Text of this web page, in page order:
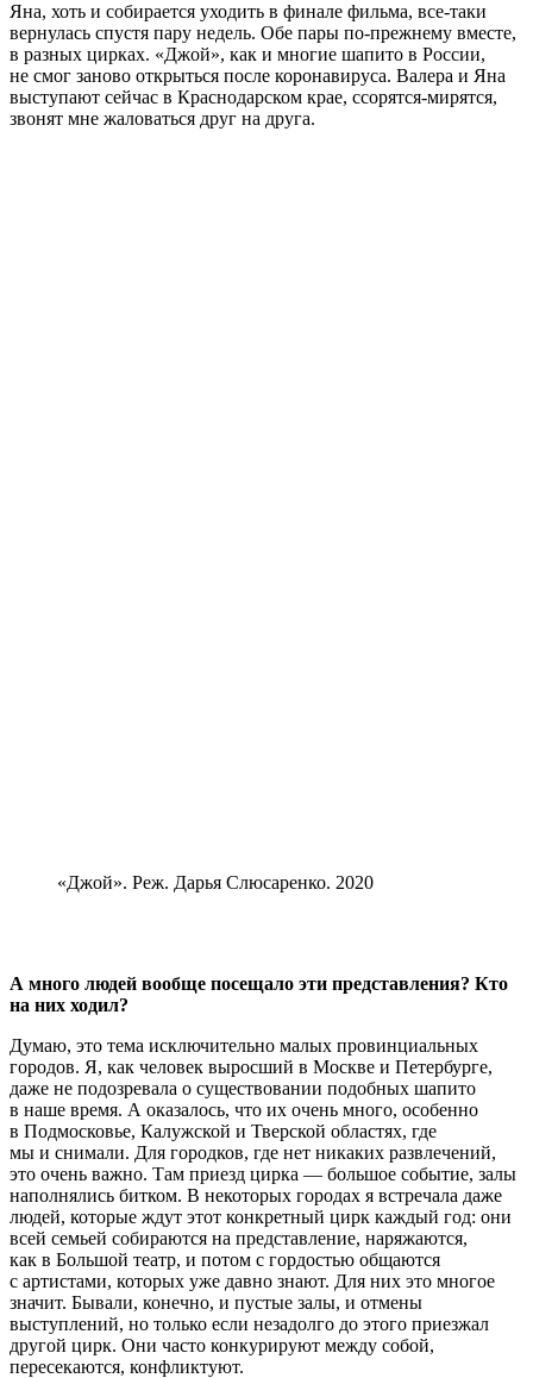
Яна, хоть и собирается уходить в финале фильма, все-таки
вернулась спустя пару недель. Обе пары по-прежнему вместе,
в разных цирках. «Джой», как и многие шапито в России,
не смог заново открыться после коронавируса. Валера и Яна
выступают сейчас в Краснодарском крае, ссорятся-мирятся,
звонят мне жаловаться друг на друга.
«Джой». Реж. Дарья Слюсаренко. 2020
А много людей вообще посещало эти представления? Кто
на них ходил?
Думаю, это тема исключительно малых провинциальных
городов. Я, как человек выросший в Москве и Петербурге,
даже не подозревала о существовании подобных шапито
в наше время. А оказалось, что их очень много, особенно
в Подмосковье, Калужской и Тверской областях, где
мы и снимали. Для городков, где нет никаких развлечений,
это очень важно. Там приезд цирка — большое событие, залы
наполнялись битком. В некоторых городах я встречала даже
людей, которые ждут этот конкретный цирк каждый год: они
всей семьей собираются на представление, наряжаются,
как в Большой театр, и потом с гордостью общаются
с артистами, которых уже давно знают. Для них это многое
значит. Бывали, конечно, и пустые залы, и отмены
выступлений, но только если незадолго до этого приезжал
другой цирк. Они часто конкурируют между собой,
пересекаются, конфликтуют.